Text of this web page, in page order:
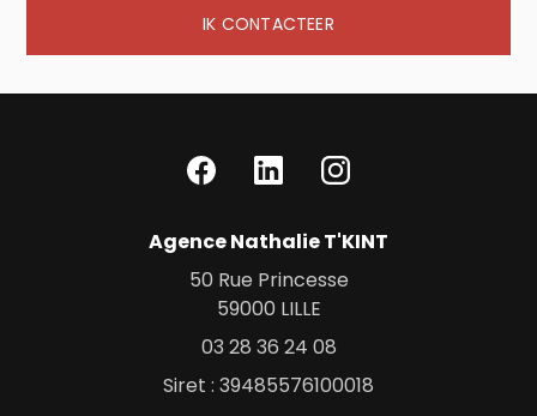
IK CONTACTEER
Agence Nathalie T'KINT
50 Rue Princesse
59000 LILLE
03 28 36 24 08
Siret : 39485576100018